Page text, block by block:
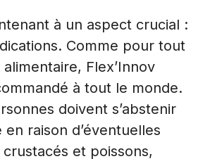
à un aspect crucial :
Comme pour tout
Flex’Innov
à tout le monde.
doivent s’abstenir
en raison d’éventuelles
et poissons,